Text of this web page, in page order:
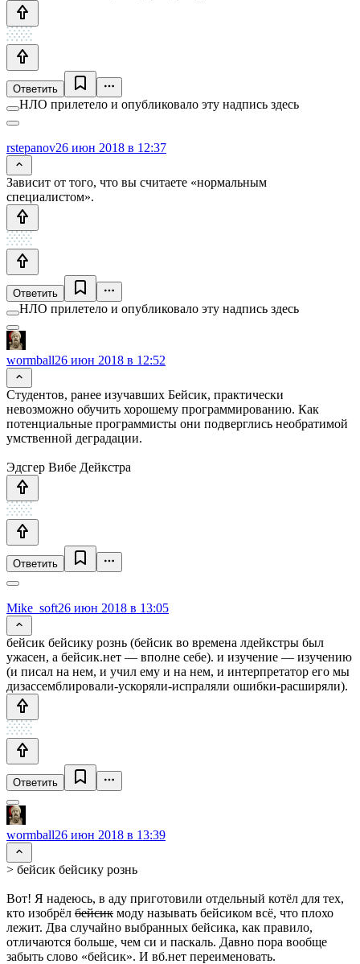
Ответить
НЛО прилетело и опубликовало эту надпись здесь
rstepanov26 июн 2018 в 12:37
Зависит от того, что вы считаете «нормальным
специалистом».
Ответить
НЛО прилетело и опубликовало эту надпись здесь
wormball26 июн 2018 в 12:52
Студентов, ранее изучавших Бейсик, практически
невозможно обучить хорошему программированию. Как
потенциальные программисты они подверглись необратимой
умственной деградации.
Эдсгер Вибе Дейкстра
Ответить
Mike_soft26 июн 2018 в 13:05
бейсик бейсику рознь (бейсик во времена лдейкстры был
ужасен, а бейсик.нет — вполне себе). и изучение — изучению
(и писал на нем, и учил ему и на нем, и интерпретатор его мы
дизассемблировали-ускоряли-испраляли ошибки-расширяли).
Ответить
wormball26 июн 2018 в 13:39
> бейсик бейсику рознь
Вот! Я надеюсь, в аду приготовили отдельный котёл для тех,
кто изобрёл бейсик моду называть бейсиком всё, что плохо
лежит. Два случайно выбранных бейсика, как правило,
отличаются больше, чем си и паскаль. Давно пора вообще
забыть слово «бейсик». И вб.нет переименовать.